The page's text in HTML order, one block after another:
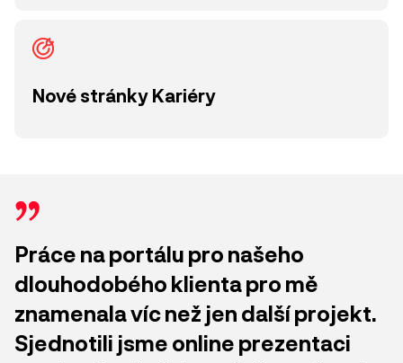
Nové stránky Kariéry
Práce na portálu pro našeho
dlouhodobého klienta pro mě
znamenala víc než jen další projekt.
Sjednotili jsme online prezentaci